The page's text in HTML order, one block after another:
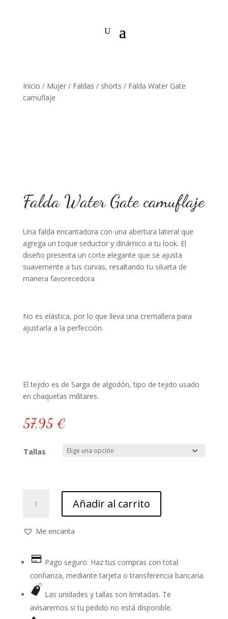
Inicio / Mujer/ Faldas / shorts / Falda Water Gate
camuflaje
Falda Water Gate camuflaje
Una falda encantadora con una abertura lateral que
agrega un toque seductor y dinámico a tu look. El
diseño presenta un corte elegante que se ajusta
suavemente a tus curvas, resaltando tu silueta de
manera favorecedora
No es elástica, por lo que lleva una cremallera para
ajustarla a la perfección.
El tejido es de Sarga de algodón, tipo de tejido usado
en chaquetas militares.
57,95 €
Tallas
Water
camuflaje
Añadir al carrito
Me encanta
Pago seguro. Haz tus compras con total
confianza, mediante tarjeta o transferencia bancaria.
Las unidades y tallas son limitadas. Te
avisaremos si tu pedido no está disponible.